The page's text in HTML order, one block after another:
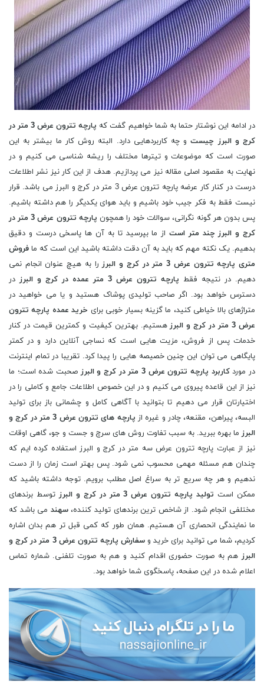
در ادامه این نوشتار حتما به شما خواهیم گفت که
پارچه تترون عرض 3 متر در
کرج و البرز چیستو چه کاربردهایی دارد. البته روش کار ما بیشتر به این
صورت است که موضوعات و تیترها مختلف را ریشه شناسی می کنیم و در
نهایت به مقصود اصلی مقاله نیز می پردازیم. هدف از این کار نیز نشر اطلاعات
درست در کنار کار عرضه پارچه تترون عرض 3 متر در کرج و البرز می باشد. قرار
نیست فقط به فکر جیب خود باشیم و باید هوای یکدیگر را هم داشته باشیم.
پس بدون هر گونه نگرانی، سوالات خود را همچون
پارچه تترون عرض 3 متر در
کرج و البرز چند متر است از ما بپرسید تا به آن ها پاسخی درست و دقیق
بدهیم. یک نکته مهم که باید به آن دقت داشته باشید این است که ما فروش
متری پارچه تترون عرض 3 متر در کرج و البرز
را به هیچ عنوان انجام نمی
دهیم. در نتیجه فقط پارچه تترون عرض 3 متر عمده در کرج و البرز
در
دسترس خواهد بود. اگر صاحب تولیدی پوشاک هستید و یا می خواهید در
متراژهای بالا خیاطی کنید، ما گزینه بسیار خوبی برای خرید عمده پارچه تترون
عرض 3 متر در کرج و البرز
هستیم. بهترین کیفیت و کمترین قیمت در کنار
خدمات پس از فروش، مزیت هایی است که نساجی آنلاین دارد و در کمتر
پایگاهی می توان این چنین خصیصه هایی را پیدا کرد. تقریبا در تمام اینترنت
در موردکاربرد پارچه تترون عرض 3 متر در کرج و البرز
صحبت شده است؛ ما
نیز از این قاعده پیروی می کنیم و در این خصوص اطلاعات جامع و کاملی را در
اختیارتان قرار می دهیم تا بتوانید با آگاهی کامل و چشمانی باز برای تولید
البسه، پیراهن، مقنعه، چادر و غیره از
پارچه های تترون عرض 3 متر در کرج و
البرز ما بهره ببرید. به سبب تفاوت روش های سرچ و جست و جو، گاهی اوقات
نیز از عبارت پارچه تترون عرض سه متر در کرج و البرز استفاده کرده ایم که
چندان هم مسئله مهمی محسوب نمی شود. پس بهتر است زمان را از دست
ندهیم و هر چه سریع تر به سراغ اصل مطلب برویم. توجه داشته باشید که
ممکن است تولید پارچه تترون عرض 3 متر در کرج و البرز
توسط برندهای
مختلفی انجام شود. از شاخص ترین برندهای تولید کننده،سهند می باشد که
ما نمایندگی انحصاری آن هستیم. همان طور که کمی قبل تر هم بدان اشاره
کردیم، شما می توانید برای خرید و
سفارش پارچه تترون عرض 3 متر در کرج و
البرز هم به صورت حضوری اقدام کنید و هم به صورت تلفنی. شماره تماس
اعلام شده در این صفحه، پاسخگوی شما خواهد بود.